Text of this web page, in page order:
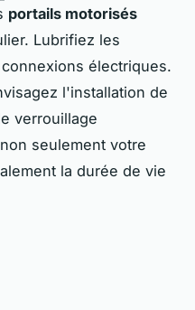
portails motorisés
Lubrifiez les
électriques.
l'installation de
verrouillage
seulement votre
la durée de vie